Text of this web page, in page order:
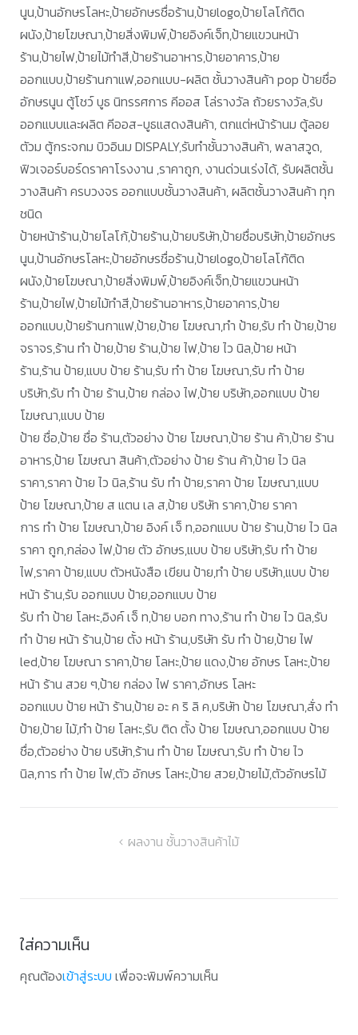
นูน,ป้านอักษรโลหะ,ป้ายอักษรชื่อร้าน,ป้ายlogo,ป้ายโลโก้ติด
ผนัง,ป้ายโฆษณา,ป้ายสิ่งพิมพ์,ป้ายอิงค์เจ็ท,ป้ายแขวนหน้า
ร้าน,ป้ายไฟ,ป้ายไม้ทำสี,ป้ายร้านอาหาร,ป้ายอาคาร,ป้าย
ออกแบบ,ป้ายร้านกาแฟ,ออกแบบ-ผลิต ชั้นวางสินค้า pop ป้ายชื่อ
อักษรนูน ตู้โชว์ บูธ นิทรรศการ คีออส โล่รางวัล ถ้วยรางวัล,รับ
ออกแบบและผลิต คีออส-บูธแสดงสินค้า, ตกแต่หน้าร้านม ตู้ลอย
ตัวม ตู้กระจกม บิวอินม DISPALY,รับทำชั้นวางสินค้า, พลาสวูด,
ฟิวเจอร์บอร์ดราคาโรงงาน ,ราคาถูก, งานด่วนเร่งได้, รับผลิตชั้น
วางสินค้า ครบวงจร ออกแบบชั้นวางสินค้า, ผลิตชั้นวางสินค้า ทุก
ชนิด
ป้ายหน้าร้าน,ป้ายโลโก้,ป้ายร้าน,ป้ายบริษัท,ป้ายชื่อบริษัท,ป้ายอักษร
นูน,ป้านอักษรโลหะ,ป้ายอักษรชื่อร้าน,ป้ายlogo,ป้ายโลโก้ติด
ผนัง,ป้ายโฆษณา,ป้ายสิ่งพิมพ์,ป้ายอิงค์เจ็ท,ป้ายแขวนหน้า
ร้าน,ป้ายไฟ,ป้ายไม้ทำสี,ป้ายร้านอาหาร,ป้ายอาคาร,ป้าย
ออกแบบ,ป้ายร้านกาแฟ,ป้าย,ป้าย โฆษณา,ทำ ป้าย,รับ ทำ ป้าย,ป้าย
จราจร,ร้าน ทำ ป้าย,ป้าย ร้าน,ป้าย ไฟ,ป้าย ไว นิล,ป้าย หน้า
ร้าน,ร้าน ป้าย,แบบ ป้าย ร้าน,รับ ทำ ป้าย โฆษณา,รับ ทำ ป้าย
บริษัท,รับ ทำ ป้าย ร้าน,ป้าย กล่อง ไฟ,ป้าย บริษัท,ออกแบบ ป้าย
โฆษณา,แบบ ป้าย
ป้าย ชื่อ,ป้าย ชื่อ ร้าน,ตัวอย่าง ป้าย โฆษณา,ป้าย ร้าน ค้า,ป้าย ร้าน
อาหาร,ป้าย โฆษณา สินค้า,ตัวอย่าง ป้าย ร้าน ค้า,ป้าย ไว นิล
ราคา,ราคา ป้าย ไว นิล,ร้าน รับ ทำ ป้าย,ราคา ป้าย โฆษณา,แบบ
ป้าย โฆษณา,ป้าย ส แตน เล ส,ป้าย บริษัท ราคา,ป้าย ราคา
การ ทํา ป้าย โฆษณา,ป้าย อิงค์ เจ็ ท,ออกแบบ ป้าย ร้าน,ป้าย ไว นิล
ราคา ถูก,กล่อง ไฟ,ป้าย ตัว อักษร,แบบ ป้าย บริษัท,รับ ทำ ป้าย
ไฟ,ราคา ป้าย,แบบ ตัวหนังสือ เขียน ป้าย,ทํา ป้าย บริษัท,แบบ ป้าย
หน้า ร้าน,รับ ออกแบบ ป้าย,ออกแบบ ป้าย
รับ ทำ ป้าย โลหะ,อิงค์ เจ็ ท,ป้าย บอก ทาง,ร้าน ทํา ป้าย ไว นิล,รับ
ทำ ป้าย หน้า ร้าน,ป้าย ตั้ง หน้า ร้าน,บริษัท รับ ทำ ป้าย,ป้าย ไฟ
led,ป้าย โฆษณา ราคา,ป้าย โลหะ,ป้าย แดง,ป้าย อักษร โลหะ,ป้าย
หน้า ร้าน สวย ๆ,ป้าย กล่อง ไฟ ราคา,อักษร โลหะ
ออกแบบ ป้าย หน้า ร้าน,ป้าย อะ ค ริ ลิ ค,บริษัท ป้าย โฆษณา,สั่ง ทำ
ป้าย,ป้าย ไม้,ทำ ป้าย โลหะ,รับ ติด ตั้ง ป้าย โฆษณา,ออกแบบ ป้าย
ชื่อ,ตัวอย่าง ป้าย บริษัท,ร้าน ทำ ป้าย โฆษณา,รับ ทำ ป้าย ไว
นิล,การ ทํา ป้าย ไฟ,ตัว อักษร โลหะ,ป้าย สวย,ป้ายไม้,ตัวอักษรไม้
ผลงาน ชั้นวางสินค้าไม้
ใส่ความเห็น
คุณต้องเข้าสู่ระบบ เพื่อจะพิมพ์ความเห็น